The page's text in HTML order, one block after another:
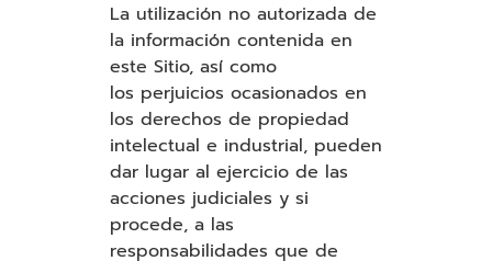
La utilización no autorizada de
la información contenida en
este Sitio, así como
los perjuicios ocasionados en
los derechos de propiedad
intelectual e industrial, pueden
dar lugar al ejercicio de las
acciones judiciales y si
procede, a las
responsabilidades que de